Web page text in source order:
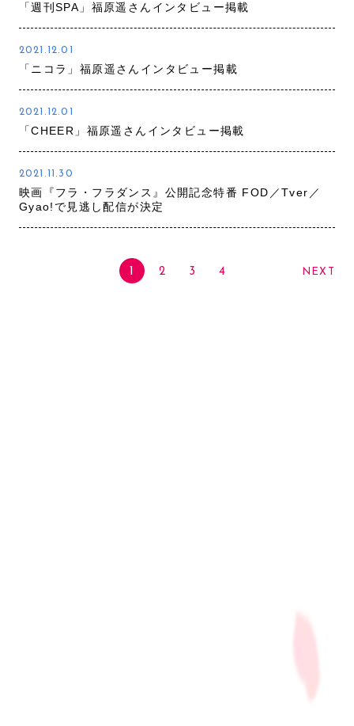
「週刊SPA」福原遥さんインタビュー掲載
2021.12.01
「ニコラ」福原遥さんインタビュー掲載
2021.12.01
「CHEER」福原遥さんインタビュー掲載
2021.11.30
映画『フラ・フラダンス』公開記念特番 FOD／Tver／
Gyao!で見逃し配信が決定
1 2 3 4 NEXT